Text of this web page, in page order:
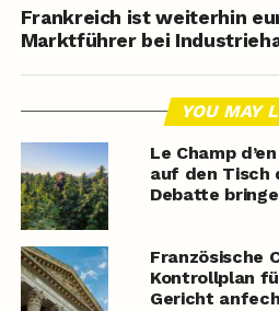
Frankreich ist weiterhin
Marktführer bei
YOU MAY
Le Champ
auf den
Debatte
Französische
Kontrollplan
Gericht